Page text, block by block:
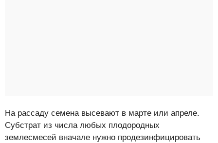
На рассаду семена высевают в марте или апреле.
Субстрат из числа любых плодородных
землесмесей вначале нужно продезинфицировать